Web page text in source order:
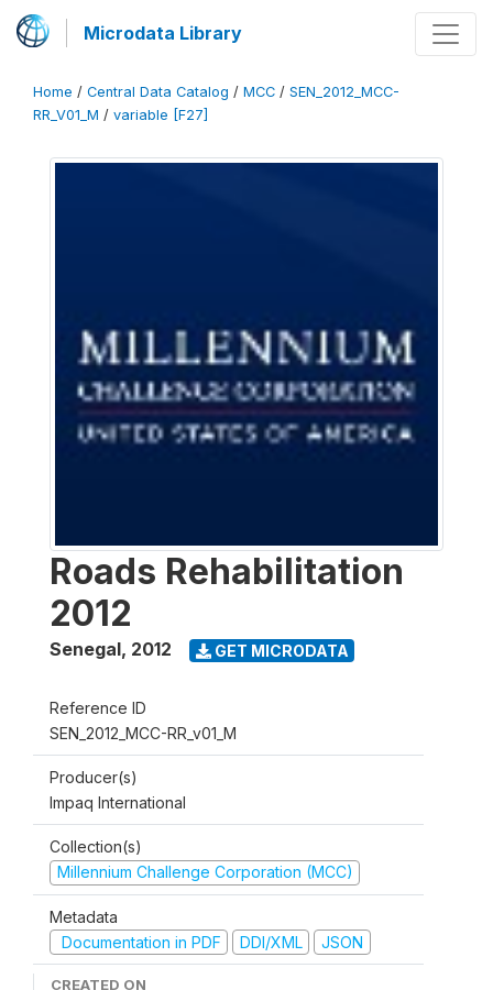
Microdata Library
Home / Central Data Catalog / MCC / SEN_2012_MCC-
RR_V01_M / variable [F27]
Roads Rehabilitation
2012
Senegal, 2012 GET MICRODATA
Reference ID
SEN_2012_MCC-RR_v01_M
Producer(s)
Impaq International
Collection(s)
Millennium Challenge Corporation (MCC)
Metadata
Documentation in PDF
DDI/XML JSON
CREATED ON